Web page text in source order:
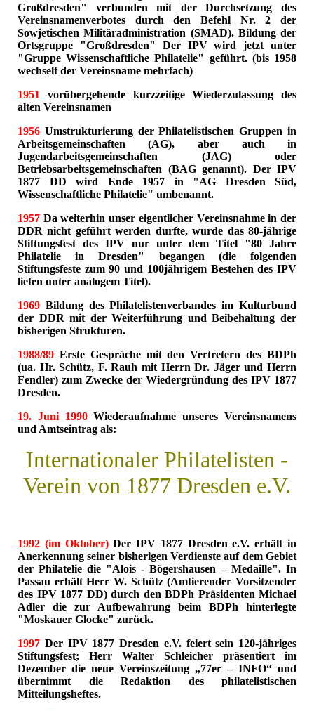
Großdresden" verbunden mit der Durchsetzung des
Vereinsnamenverbotes durch den Befehl Nr. 2 der
Sowjetischen Militäradministration (SMAD). Bildung der
Ortsgruppe "Großdresden" Der IPV wird jetzt unter
"Gruppe Wissenschaftliche Philatelie" geführt. (bis 1958
wechselt der Vereinsname mehrfach)
1951
vorübergehende kurzzeitige Wiederzulassung des
alten Vereinsnamen
1956 Umstrukturierung der Philatelistischen Gruppen in
Arbeitsgemeinschaften (AG), aber auch in
Jugendarbeitsgemeinschaften (JAG) oder
Betriebsarbeitsgemeinschaften (BAG genannt). Der IPV
1877 DD wird Ende 1957 in "AG Dresden Süd,
Wissenschaftliche Philatelie" umbenannt.
1957 Da weiterhin unser eigentlicher Vereinsnahme in der
DDR nicht geführt werden durfte, wurde das 80-jährige
Stiftungsfest des IPV nur unter dem Titel "80 Jahre
Philatelie in Dresden" begangen (die folgenden
Stiftungsfeste zum 90 und 100jährigem Bestehen des IPV
liefen unter analogem Titel).
1969 Bildung des Philatelistenverbandes im Kulturbund
der DDR mit der Weiterführung und Beibehaltung der
bisherigen Strukturen.
1988/89 Erste Gespräche mit den Vertretern des BDPh
(ua. Hr. Schütz, F. Rauh mit Herrn Dr. Jäger und Herrn
Fendler) zum Zwecke der Wiedergründung des IPV 1877
Dresden.
19. Juni 1990 Wiederaufnahme unseres Vereinsnamens
und Amtseintrag als:
Internationaler Philatelisten -
Verein von 1877 Dresden e.V.
1992 (im Oktober) Der IPV 1877 Dresden e.V. erhält in
Anerkennung seiner bisherigen Verdienste auf dem Gebiet
der Philatelie die "Alois - Bögershausen – Medaille". In
Passau erhält Herr W. Schütz (Amtierender Vorsitzender
des IPV 1877 DD) durch den BDPh Präsidenten Michael
Adler die zur Aufbewahrung beim BDPh hinterlegte
"Moskauer Glocke" zurück.
1997 Der IPV 1877 Dresden e.V. feiert sein 120-jähriges
Stiftungsfest; Herr Walter Schleicher präsentiert im
Dezember die neue Vereinszeitung „77er – INFO“ und
übernimmt die Redaktion des philatelistischen
Mitteilungsheftes.